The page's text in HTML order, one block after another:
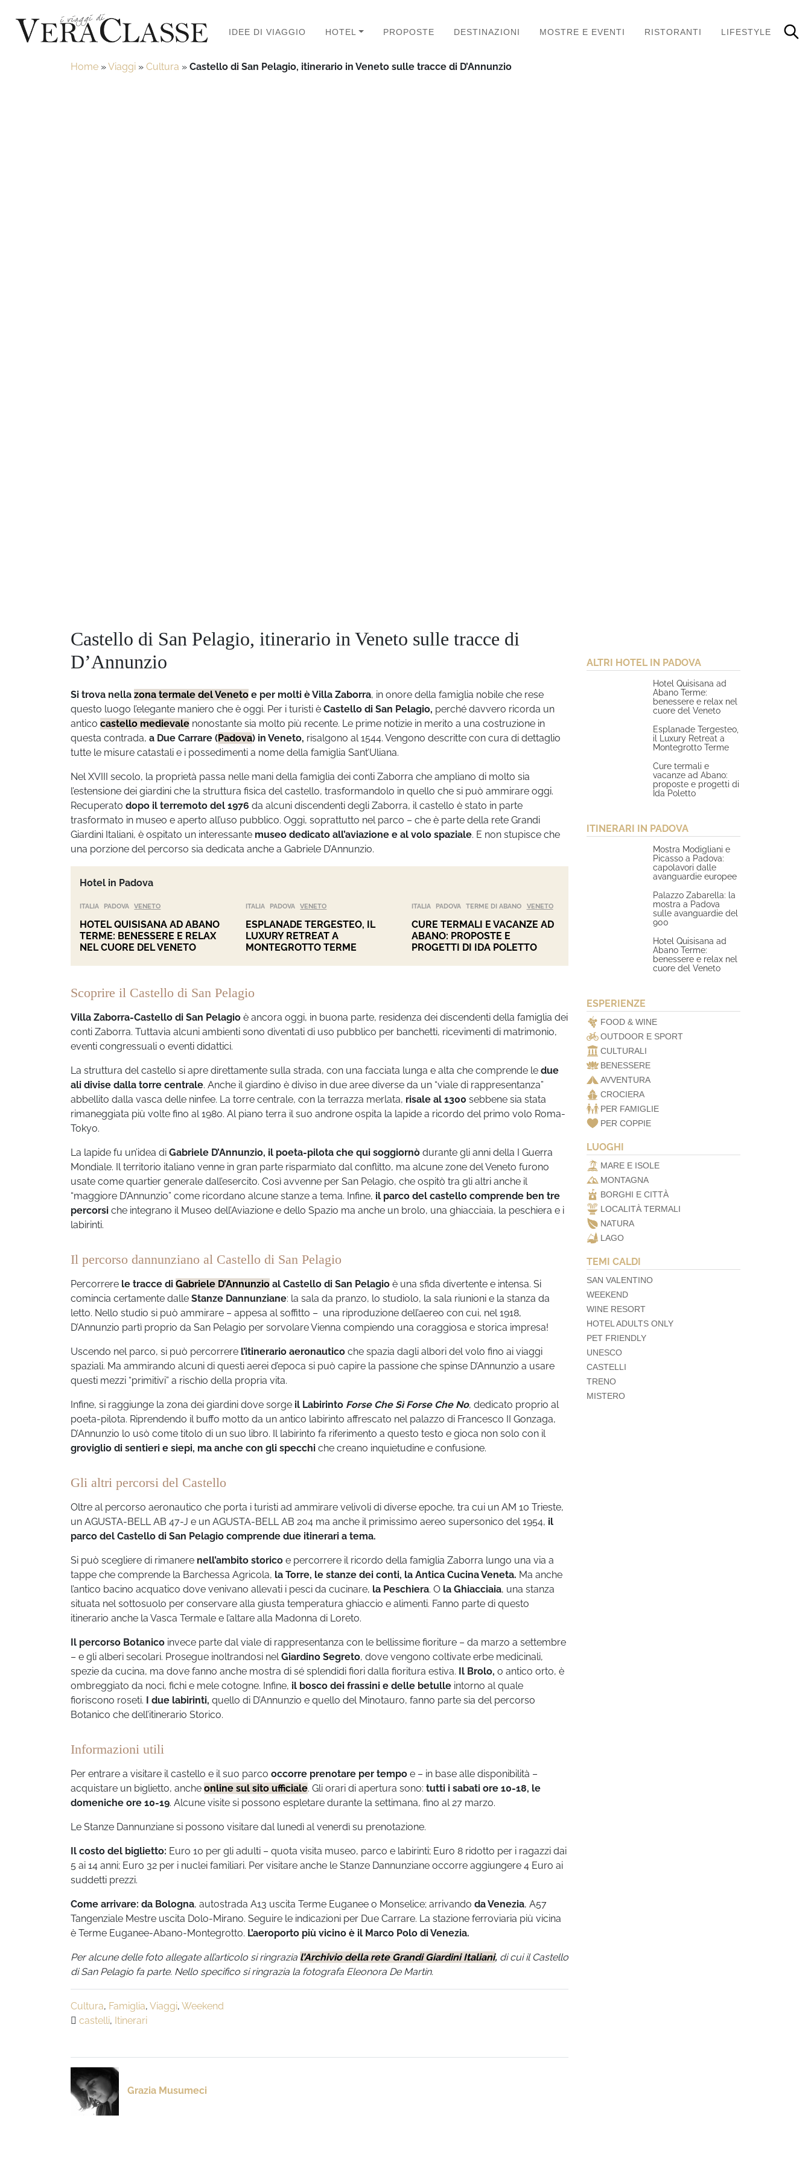
IDEE DI VIAGGIO HOTEL PROPOSTE DESTINAZIONI MOSTRE E EVENTI RISTORANTI LIFESTYLE
Home »Viaggi » Cultura » Castello di San Pelagio, itinerario in Veneto sulle tracce di D’Annunzio
Castello di San Pelagio, itinerario in Veneto sulle tracce di
D’Annunzio
Si trova nella zona termale del Veneto e per molti è Villa Zaborra, in onore della famiglia nobile che rese
questo luogo l’elegante maniero che è oggi. Per i turisti è Castello di San Pelagio, perché davvero ricorda un
antico castello medievale nonostante sia molto più recente. Le prime notizie in merito a una costruzione in
questa contrada, a Due Carrare (Padova) in Veneto, risalgono al 1544. Vengono descritte con cura di dettaglio
tutte le misure catastali e i possedimenti a nome della famiglia Sant’Uliana.
Nel XVIII secolo, la proprietà passa nelle mani della famiglia dei conti Zaborra che ampliano di molto sia
l’estensione dei giardini che la struttura fisica del castello, trasformandolo in quello che si può ammirare oggi.
Recuperato dopo il terremoto del 1976 da alcuni discendenti degli Zaborra, il castello è stato in parte
trasformato in museo e aperto all’uso pubblico. Oggi, soprattutto nel parco – che è parte della rete Grandi
Giardini Italiani, è ospitato un interessante museo dedicato all’aviazione e al volo spaziale. E non stupisce che
una porzione del percorso sia dedicata anche a Gabriele D’Annunzio.
Hotel in Padova
ITALIA PADOVA VENETO
HOTEL QUISISANA AD ABANO
TERME: BENESSERE E RELAX
NEL CUORE DEL VENETO
ITALIA PADOVA VENETO
ESPLANADE TERGESTEO, IL
LUXURY RETREAT A
MONTEGROTTO TERME
ITALIA PADOVA TERME DI ABANO VENETO
CURE TERMALI E VACANZE AD
ABANO: PROPOSTE E
PROGETTI DI IDA POLETTO
Scoprire il Castello di San Pelagio
Villa Zaborra-Castello di San Pelagio è ancora oggi, in buona parte, residenza dei discendenti della famiglia dei
conti Zaborra. Tuttavia alcuni ambienti sono diventati di uso pubblico per banchetti, ricevimenti di matrimonio,
eventi congressuali o eventi didattici.
La struttura del castello si apre direttamente sulla strada, con una facciata lunga e alta che comprende le due
ali divise dalla torre centrale. Anche il giardino è diviso in due aree diverse da un “viale di rappresentanza”
abbellito dalla vasca delle ninfee. La torre centrale, con la terrazza merlata, risale al 1300 sebbene sia stata
rimaneggiata più volte fino al 1980. Al piano terra il suo androne ospita la lapide a ricordo del primo volo Roma-
Tokyo.
La lapide fu un’idea di Gabriele D’Annunzio, il poeta-pilota che qui soggiornò durante gli anni della I Guerra
Mondiale. Il territorio italiano venne in gran parte risparmiato dal conflitto, ma alcune zone del Veneto furono
usate come quartier generale dall’esercito. Così avvenne per San Pelagio, che ospitò tra gli altri anche il
“maggiore D’Annunzio” come ricordano alcune stanze a tema. Infine, il parco del castello comprende ben tre
percorsi che integrano il Museo dell’Aviazione e dello Spazio ma anche un brolo, una ghiacciaia, la peschiera e i
labirinti.
Il percorso dannunziano al Castello di San Pelagio
Percorrere le tracce di Gabriele D’Annunzio al Castello di San Pelagio è una sfida divertente e intensa. Si
comincia certamente dalle Stanze Dannunziane: la sala da pranzo, lo studiolo, la sala riunioni e la stanza da
letto. Nello studio si può ammirare – appesa al soffitto – una riproduzione dell’aereo con cui, nel 1918,
D’Annunzio partì proprio da San Pelagio per sorvolare Vienna compiendo una coraggiosa e storica impresa!
Uscendo nel parco, si può percorrere l’itinerario aeronautico che spazia dagli albori del volo fino ai viaggi
spaziali. Ma ammirando alcuni di questi aerei d’epoca si può capire la passione che spinse D’Annunzio a usare
questi mezzi “primitivi” a rischio della propria vita.
Infine, si raggiunge la zona dei giardini dove sorge il Labirinto Forse Che Sì Forse Che No, dedicato proprio al
poeta-pilota. Riprendendo il buffo motto da un antico labirinto affrescato nel palazzo di Francesco II Gonzaga,
D’Annunzio lo usò come titolo di un suo libro. Il labirinto fa riferimento a questo testo e gioca non solo con il
groviglio di sentieri e siepi, ma anche con gli specchi che creano inquietudine e confusione.
Gli altri percorsi del Castello
Oltre al percorso aeronautico che porta i turisti ad ammirare velivoli di diverse epoche, tra cui un AM 10 Trieste,
un AGUSTA-BELL AB 47-J e un AGUSTA-BELL AB 204 ma anche il primissimo aereo supersonico del 1954, il
parco del Castello di San Pelagio comprende due itinerari a tema.
Si può scegliere di rimanere nell’ambito storico e percorrere il ricordo della famiglia Zaborra lungo una via a
tappe che comprende la Barchessa Agricola, la Torre, le stanze dei conti, la Antica Cucina Veneta. Ma anche
l’antico bacino acquatico dove venivano allevati i pesci da cucinare, la Peschiera. O la Ghiacciaia, una stanza
situata nel sottosuolo per conservare alla giusta temperatura ghiaccio e alimenti. Fanno parte di questo
itinerario anche la Vasca Termale e l’altare alla Madonna di Loreto.
Il percorso Botanico invece parte dal viale di rappresentanza con le bellissime fioriture – da marzo a settembre
– e gli alberi secolari. Prosegue inoltrandosi nel Giardino Segreto, dove vengono coltivate erbe medicinali,
spezie da cucina, ma dove fanno anche mostra di sé splendidi fiori dalla fioritura estiva. Il Brolo, o antico orto, è
ombreggiato da noci, fichi e mele cotogne. Infine, il bosco dei frassini e delle betulle intorno al quale
fioriscono roseti. I due labirinti, quello di D’Annunzio e quello del Minotauro, fanno parte sia del percorso
Botanico che dell’itinerario Storico.
Informazioni utili
Per entrare a visitare il castello e il suo parco occorre prenotare per tempo e – in base alle disponibilità –
acquistare un biglietto, anche online sul sito ufficiale. Gli orari di apertura sono: tutti i sabati ore 10-18, le
domeniche ore 10-19. Alcune visite si possono espletare durante la settimana, fino al 27 marzo.
Le Stanze Dannunziane si possono visitare dal lunedì al venerdì su prenotazione.
Il costo del biglietto: Euro 10 per gli adulti – quota visita museo, parco e labirinti; Euro 8 ridotto per i ragazzi dai
5 ai 14 anni; Euro 32 per i nuclei familiari. Per visitare anche le Stanze Dannunziane occorre aggiungere 4 Euro ai
suddetti prezzi.
Come arrivare: da Bologna, autostrada A13 uscita Terme Euganee o Monselice; arrivando da Venezia, A57
Tangenziale Mestre uscita Dolo-Mirano. Seguire le indicazioni per Due Carrare. La stazione ferroviaria più vicina
è Terme Euganee-Abano-Montegrotto. L’aeroporto più vicino è il Marco Polo di Venezia.
Per alcune delle foto allegate all’articolo si ringrazia l’Archivio della rete Grandi Giardini Italiani, di cui il Castello
di San Pelagio fa parte. Nello specifico si ringrazia la fotografa Eleonora De Martin.
Cultura, Famiglia, Viaggi, Weekend
castelli, Itinerari
Grazia Musumeci
ALTRI HOTEL IN PADOVA
Hotel Quisisana ad
Abano Terme:
benessere e relax nel
cuore del Veneto
Esplanade Tergesteo,
il Luxury Retreat a
Montegrotto Terme
Cure termali e
vacanze ad Abano:
proposte e progetti di
Ida Poletto
ITINERARI IN PADOVA
Mostra Modigliani e
Picasso a Padova:
capolavori dalle
avanguardie europee
Palazzo Zabarella: la
mostra a Padova
sulle avanguardie del
900
Hotel Quisisana ad
Abano Terme:
benessere e relax nel
cuore del Veneto
ESPERIENZE
FOOD & WINE
OUTDOOR E SPORT
CULTURALI
BENESSERE
AVVENTURA
CROCIERA
PER FAMIGLIE
PER COPPIE
LUOGHI
MARE E ISOLE
MONTAGNA
BORGHI E CITTÀ
LOCALITÀ TERMALI
NATURA
LAGO
TEMI CALDI
SAN VALENTINO
WEEKEND
WINE RESORT
HOTEL ADULTS ONLY
PET FRIENDLY
UNESCO
CASTELLI
TRENO
MISTERO